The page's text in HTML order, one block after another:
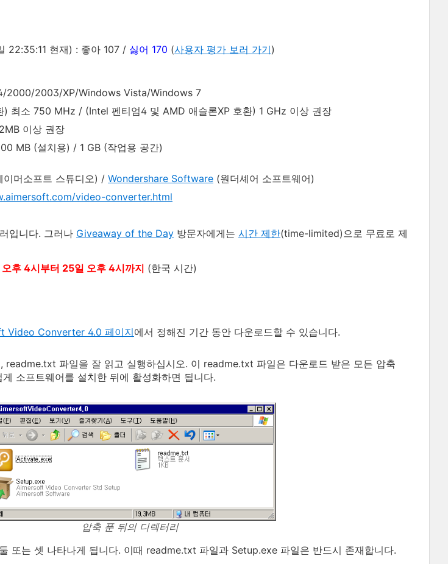
22:35:11 현재) : 좋아 107 / 싫어 170 (사용자 평가 보러 가기)
2000/2003/XP/Windows Vista/Windows 7
최소 750 MHz / (Intel 펜티엄4 및 AMD 애슬론XP 호환) 1 GHz 이상 권장
이상 권장
MB (설치용) / 1 GB (작업용 공간)
머소프트 스튜디오) / Wondershare Software (원더셰어 소프트웨어)
video-converter.html
입니다. 그러나 Giveaway of the Day 방문자에게는 시간 제한(time-limited)으로 무료로 제
후 4시부터 25일 오후 4시까지 (한국 시간)
Video Converter 4.0 페이지에서 정해진 기간 동안 다운로드할 수 있습니다.
readme.txt 파일을 잘 읽고 실행하십시오. 이 readme.txt 파일은 다운로드 받은 모든 압축
소프트웨어를 설치한 뒤에 활성화하면 됩니다.
압축 푼 뒤의 디렉터리
또는 셋 나타나게 됩니다. 이때 readme.txt 파일과 Setup.exe 파일은 반드시 존재합니다.